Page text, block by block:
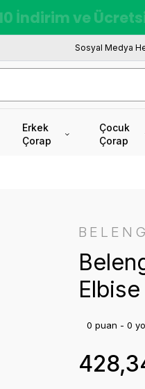
İndirim ve
Sosyal Medya
Erkek
Çorap
Çocuk
Çorap
Elbise
0 puan - 0